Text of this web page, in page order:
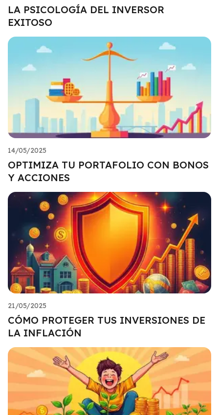
LA PSICOLOGÍA DEL INVERSOR
EXITOSO
14/05/2025
OPTIMIZA TU PORTAFOLIO CON BONOS
Y ACCIONES
21/05/2025
CÓMO PROTEGER TUS INVERSIONES DE
LA INFLACIÓN